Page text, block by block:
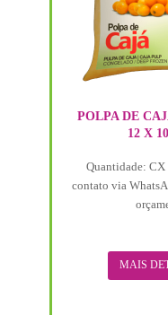
POLPA DE
12 X
Quantidade: CX
contato via
MAIS